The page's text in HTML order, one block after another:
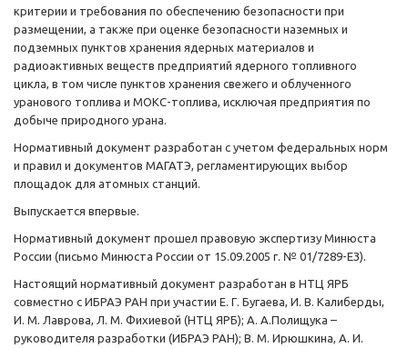
критерии и требования по обеспечению безопасности при
размещении, а также при оценке безопасности наземных и
подземных пунктов хранения ядерных материалов и
радиоактивных веществ предприятий ядерного топливного
цикла, в том числе пунктов хранения свежего и облученного
уранового топлива и МОКС-топлива, исключая предприятия по
добыче природного урана.
Нормативный документ разработан с учетом федеральных норм
и правил и документов МАГАТЭ, регламентирующих выбор
площадок для атомных станций.
Выпускается впервые.
Нормативный документ прошел правовую экспертизу Минюста
России (письмо Минюста России от 15.09.2005 г. № 01/7289-ЕЗ).
Настоящий нормативный документ разработан в НТЦ ЯРБ
совместно с ИБРАЭ РАН при участии Е. Г. Бугаева, И. В. Калиберды,
И. М. Лаврова, Л. М. Фихиевой (НТЦ ЯРБ); А. А.Полищука –
руководителя разработки (ИБРАЭ РАН); В. М. Ирюшкина, А. И.